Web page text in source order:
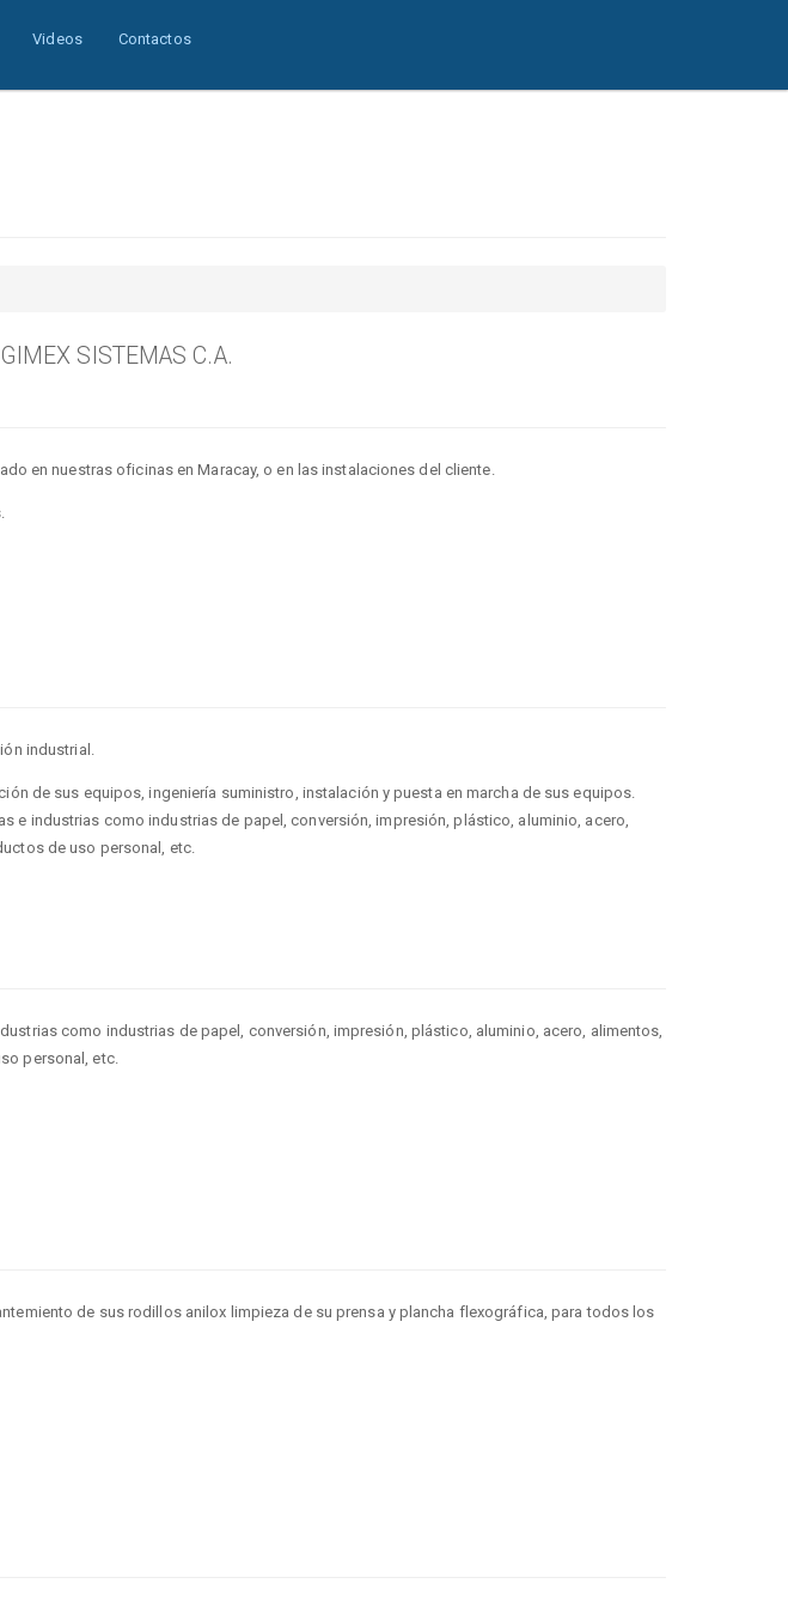
Videos Contactos
SISTEMAS C.A.
en nuestras oficinas en Maracay, o en las instalaciones del cliente.
industrial.
de sus equipos, ingeniería suministro, instalación y puesta en marcha de sus equipos.
e industrias como industrias de papel, conversión, impresión, plástico, aluminio, acero,
de uso personal, etc.
como industrias de papel, conversión, impresión, plástico, aluminio, acero, alimentos,
personal, etc.
de sus rodillos anilox limpieza de su prensa y plancha flexográfica, para todos los